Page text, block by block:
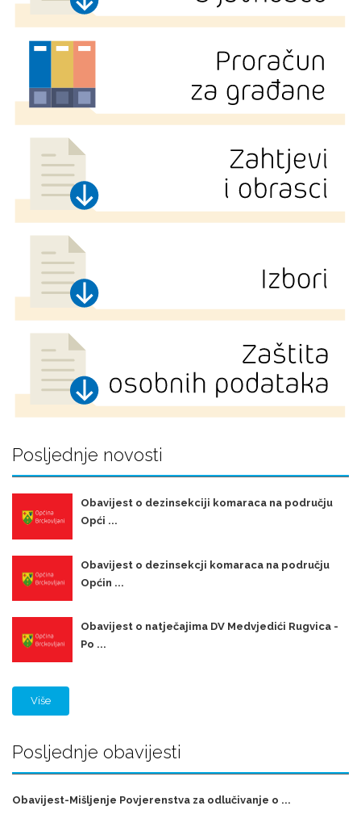
Posljednje novosti
Obavijest o dezinsekciji komaraca na području
Opći ...
Obavijest o dezinsekcji komaraca na području
Općin ...
Obavijest o natječajima DV Medvjedići Rugvica -
Po ...
Više
Posljednje obavijesti
Obavijest-Mišljenje Povjerenstva za odlučivanje o ...